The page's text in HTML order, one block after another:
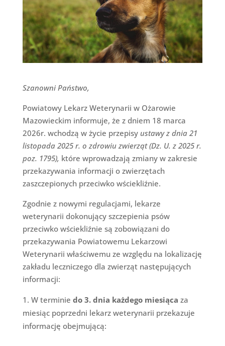
Szanowni Państwo,
Powiatowy Lekarz Weterynarii w Ożarowie
Mazowieckim informuje, że z dniem 18 marca
2026r. wchodzą w życie przepisy ustawy z dnia 21
listopada 2025 r. o zdrowiu zwierząt (Dz. U. z 2025 r.
poz. 1795), które wprowadzają zmiany w zakresie
przekazywania informacji o zwierzętach
zaszczepionych przeciwko wściekliźnie.
Zgodnie z nowymi regulacjami, lekarze
weterynarii dokonujący szczepienia psów
przeciwko wściekliźnie są zobowiązani do
przekazywania Powiatowemu Lekarzowi
Weterynarii właściwemu ze względu na lokalizację
zakładu leczniczego dla zwierząt następujących
informacji:
W terminie do 3. dnia każdego miesiąca za
miesiąc poprzedni lekarz weterynarii przekazuje
informację obejmującą: